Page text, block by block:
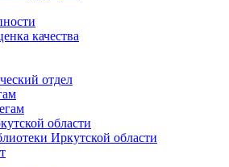
качества
отдел
области
Иркутской области